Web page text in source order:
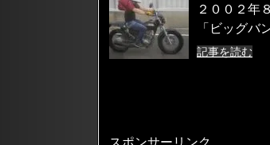
２００２年
「ビッグバ
記事を読む
スポンサーリンク